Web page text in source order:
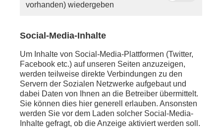
Über dieses Thema berichtet phoenix am
Von phoenix mit Material von AFPD, tagesschau.de
ÄHNLICHE BEITRÄGE
vorhanden) wiedergeben
Social-Media-Inhalte
Um Inhalte von Social-Media-Plattformen (Twitter,
Facebook etc.) auf unseren Seiten anzuzeigen,
werden teilweise direkte Verbindungen zu den
Servern der Sozialen Netzwerke aufgebaut und
dabei Daten von Ihnen an die Betreiber übermittelt.
Sie können dies hier generell erlauben. Ansonsten
werden Sie vor dem Laden solcher Social-Media-
Inhalte gefragt, ob die Anzeige aktiviert werden soll.